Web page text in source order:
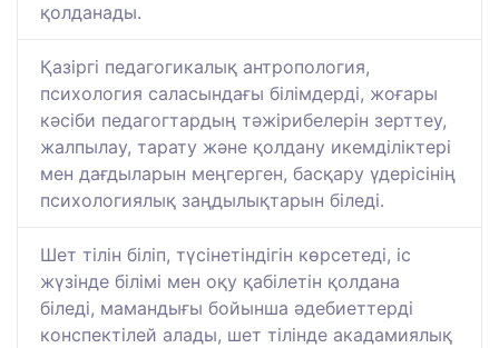
қолданады.
Қазіргі педагогикалық антропология,
психология саласындағы білімдерді, жоғары
кәсіби педагогтардың тәжірибелерін зерттеу,
жалпылау, тарату және қолдану икемділіктері
мен дағдыларын меңгерген, басқару үдерісінің
психологиялық заңдылықтарын біледі.
Шет тілін біліп, түсінетіндігін көрсетеді, іс
жүзінде білімі мен оқу қабілетін қолдана
біледі, мамандығы бойынша әдебиеттерді
конспектілей алады, шет тілінде акадамиялық